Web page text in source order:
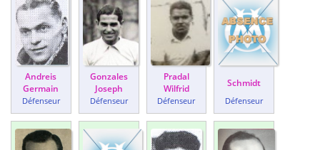
Andreis
Germain
Défenseur
Gonzales
Joseph
Défenseur
Pradal
Wilfrid
Défenseur
Schmidt
Défenseur